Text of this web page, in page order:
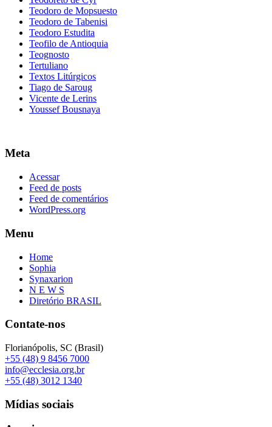
Teodoro de Mopsuesto
Teodoro de Tabenisi
Teodoro Estudita
Teofilo de Antioquia
Teognosto
Tertuliano
Textos Litúrgicos
Tiago de Saroug
Vicente de Lerins
Youssef Bousnaya
Meta
Acessar
Feed de posts
Feed de comentários
WordPress.org
Menu
Home
Sophia
Synaxarion
N E W S
Diretório BRASIL
Contate-nos
Florianópolis, SC (Brasil)
+55 (48) 9 8456 7000
info@ecclesia.org.br
+55 (48) 3012 1340
Mídias sociais